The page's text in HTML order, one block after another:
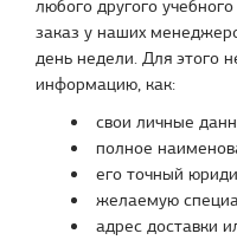
любого другого
заказ у наших
день недели. Для этого
информацию, как:
свои личные
полное
его точный
желаемую
адрес доставки